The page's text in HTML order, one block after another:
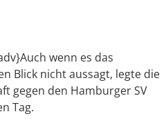
wenn es das
Blick nicht aussagt, legte die
gegen den Hamburger SV
Tag.